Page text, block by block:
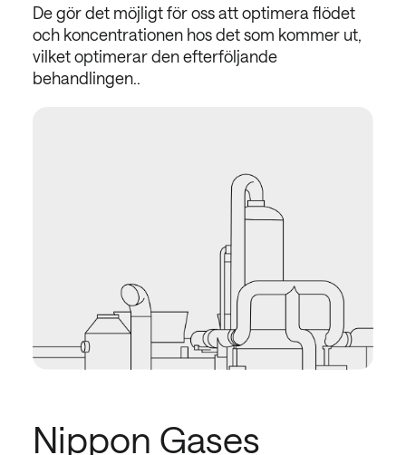
De gör det möjligt för oss att optimera flödet
och koncentrationen hos det som kommer ut,
vilket optimerar den efterföljande
behandlingen..
Nippon Gases